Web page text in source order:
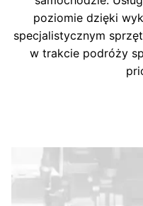
poziomie dzięki
specjalistycznym
w trakcie podróży